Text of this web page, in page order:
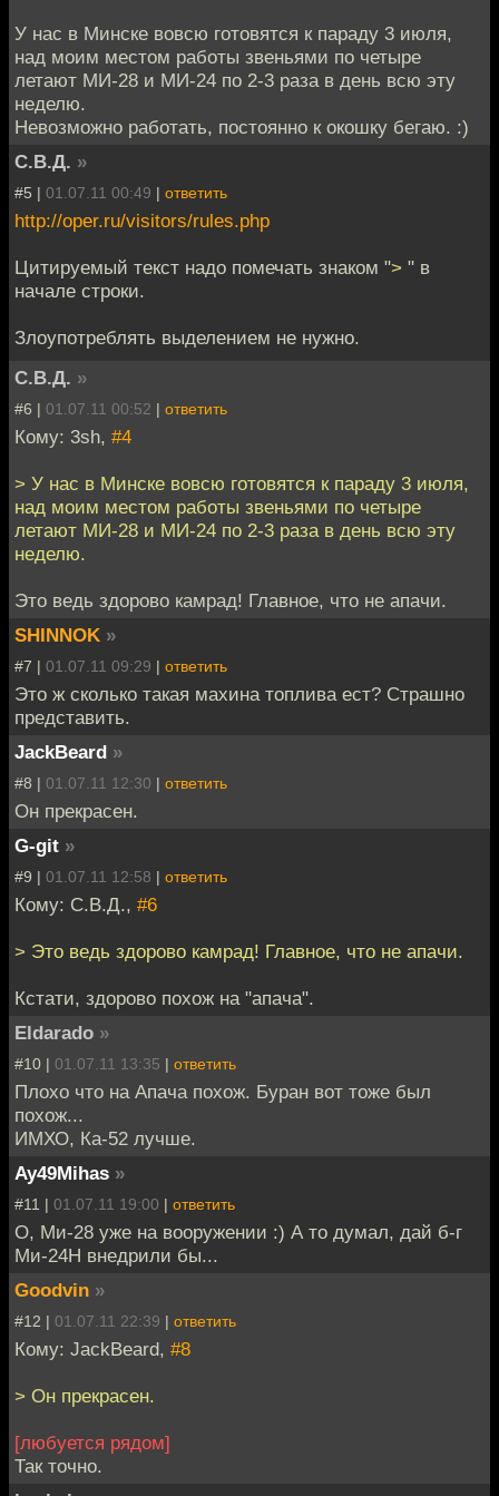
У нас в Минске вовсю готовятся к параду 3 июля,
над моим местом работы звеньями по четыре
летают МИ-28 и МИ-24 по 2-3 раза в день всю эту
неделю.
Невозможно работать, постоянно к окошку бегаю. :)
С.В.Д. »
#5 | 01.07.11 00:49 | ответить
http://oper.ru/visitors/rules.php
Цитируемый текст надо помечать знаком "> " в
начале строки.
Злоупотреблять выделением не нужно.
С.В.Д. »
#6 | 01.07.11 00:52 | ответить
Кому: 3sh, #4
> У нас в Минске вовсю готовятся к параду 3 июля,
над моим местом работы звеньями по четыре
летают МИ-28 и МИ-24 по 2-3 раза в день всю эту
неделю.
Это ведь здорово камрад! Главное, что не апачи.
SHINNOK »
#7 | 01.07.11 09:29 | ответить
Это ж сколько такая махина топлива ест? Страшно
представить.
JackBeard »
#8 | 01.07.11 12:30 | ответить
Он прекрасен.
G-git »
#9 | 01.07.11 12:58 | ответить
Кому: С.В.Д., #6
> Это ведь здорово камрад! Главное, что не апачи.
Кстати, здорово похож на "апача".
Eldarado »
#10 | 01.07.11 13:35 | ответить
Плохо что на Апача похож. Буран вот тоже был
похож...
ИМХО, Ка-52 лучше.
Ay49Mihas »
#11 | 01.07.11 19:00 | ответить
О, Ми-28 уже на вооружении :) А то думал, дай б-г
Ми-24Н внедрили бы...
Goodvin »
#12 | 01.07.11 22:39 | ответить
Кому: JackBeard, #8
> Он прекрасен.
[любуется рядом]
Так точно.